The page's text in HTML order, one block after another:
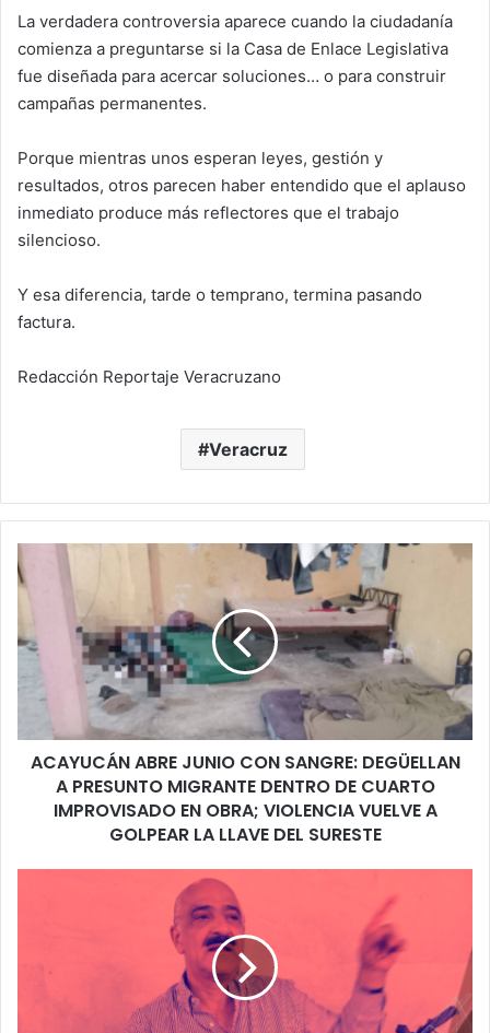
La verdadera controversia aparece cuando la ciudadanía
comienza a preguntarse si la Casa de Enlace Legislativa
fue diseñada para acercar soluciones… o para construir
campañas permanentes.
Porque mientras unos esperan leyes, gestión y
resultados, otros parecen haber entendido que el aplauso
inmediato produce más reflectores que el trabajo
silencioso.
Y esa diferencia, tarde o temprano, termina pasando
factura.
Redacción Reportaje Veracruzano
Veracruz
ACAYUCÁN
ABRE
SANGRE:
DEGÜELLAN
A
MIGRANTE
DENTRO
CUARTO
IMPROVISADO
OBRA;
GOLPEAR
ACAYUCÁN ABRE JUNIO CON SANGRE: DEGÜELLAN
A PRESUNTO MIGRANTE DENTRO DE CUARTO
IMPROVISADO EN OBRA; VIOLENCIA VUELVE A
GOLPEAR LA LLAVE DEL SURESTE
PARA
DELINCUENCIA”…